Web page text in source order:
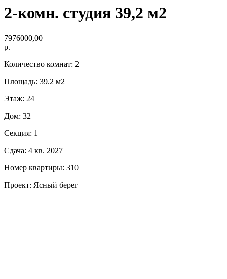
2-комн. студия 39,2 м2
7976000,00
р.
Количество комнат: 2
Площадь: 39.2 м2
Этаж: 24
Дом: 32
Секция: 1
Сдача: 4 кв. 2027
Номер квартиры: 310
Проект: Ясный берег